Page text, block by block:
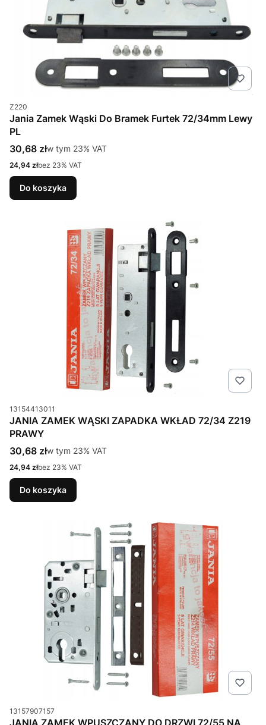
Kod produktu
Z220
Jania Zamek Wąski Do Bramek Furtek 72/34mm Lewy
PL
Cena brutto
30,68 złw tym %s VAT
w tym 23% VAT
Cena netto
24,94 złbez 23% VAT
Do koszyka
Kod produktu
13154413011
JANIA ZAMEK WĄSKI ZAPADKA WKŁAD 72/34 Z219
PRAWY
Cena brutto
30,68 złw tym %s VAT
w tym 23% VAT
Cena netto
24,94 złbez 23% VAT
Do koszyka
Kod produktu
13157907157
JANIA ZAMEK WPUSZCZANY DO DRZWI 72/55 NA